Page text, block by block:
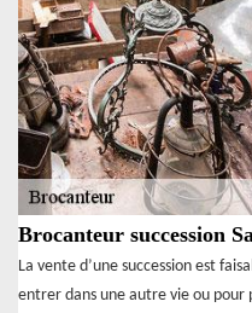
Brocanteur succession
La vente d’une succession est
entrer dans une autre vie ou pour